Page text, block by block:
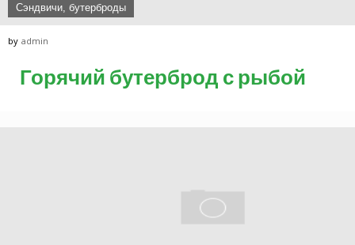
Сэндвичи, бутерброды
byadmin
Горячий бутерброд с рыбой